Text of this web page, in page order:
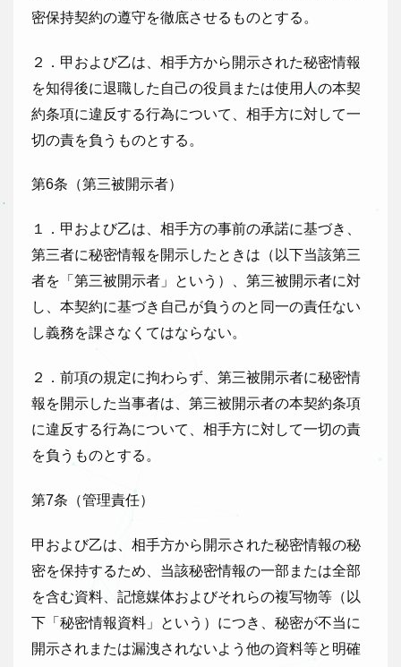
密保持契約の遵守を徹底させるものとする。
２．甲および乙は、相手方から開示された秘密情報
を知得後に退職した自己の役員または使用人の本契
約条項に違反する行為について、相手方に対して一
切の責を負うものとする。
第6条（第三被開示者）
１．甲および乙は、相手方の事前の承諾に基づき、
第三者に秘密情報を開示したときは（以下当該第三
者を「第三被開示者」という）、第三被開示者に対
し、本契約に基づき自己が負うのと同一の責任ない
し義務を課さなくてはならない。
２．前項の規定に拘わらず、第三被開示者に秘密情
報を開示した当事者は、第三被開示者の本契約条項
に違反する行為について、相手方に対して一切の責
を負うものとする。
第7条（管理責任）
甲および乙は、相手方から開示された秘密情報の秘
密を保持するため、当該秘密情報の一部または全部
を含む資料、記憶媒体およびそれらの複写物等（以
下「秘密情報資料」という）につき、秘密が不当に
開示されまたは漏洩されないよう他の資料等と明確